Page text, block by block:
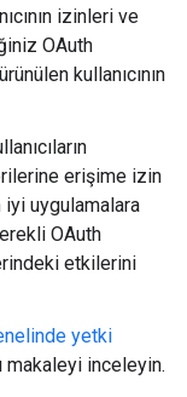
izinleri ve
OAuth
kullanıcının
erişime izin
iyi uygulamalara
OAuth
etkilerini
yetki
makaleyi inceleyin.